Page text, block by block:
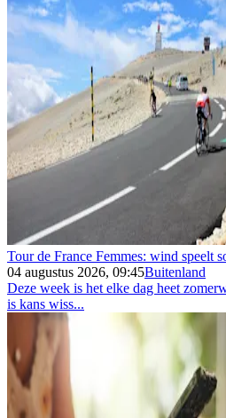
Tour de France Femmes: wind speelt
04 augustus 2026, 09:45Buitenland
Deze week is het elke dag heet
is kans wiss...